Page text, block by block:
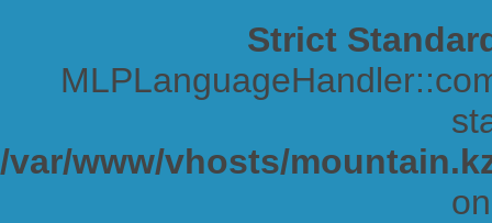
Strict
/var/www/vhosts/